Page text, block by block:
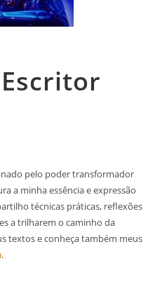
pelo poder transformador
a minha essência e expressão
técnicas práticas, reflexões
a trilharem o caminho da
textos e conheça também meus
.